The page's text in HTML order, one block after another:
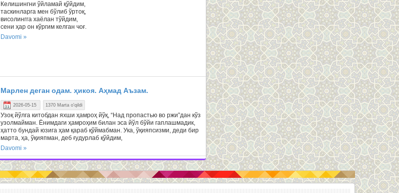
Келишингни ўйламай қўйдим,
таскинларга мен бўлиб ўртоқ,
висолингга хаёлан тўйдим,
сени ҳар он кўргим келган чоғ.
Davomi »
Марлен деган одам. ҳикоя. Аҳмад Аъзам.
2026-05-15 1370 Marta o'qildi
Узоқ йўлга китобдан яхши ҳамроҳ йўқ, “Над пропастью во ржи”дан кўз
узолмайман. Ёнимдаги ҳамроҳим билан эса йўл бўйи гаплашмадик,
ҳатто бундай юзига ҳам қараб қўймабман. Ука, ўқияпсизми, деди бир
марта, ҳа, ўқияпман, деб ғудурлаб қўйдим,
Davomi »